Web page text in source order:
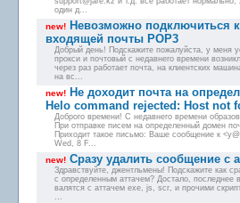
один д...
new! Невозможно подключиться
входящей почты POP3
Добрый день! Подскажите пожалуйста, у меня
прокси и почтовый с недавнего времени
через раз работает почта, на клиентских
на вс...
new! Не доходит почта на
Helo command rejected: Host not
Доброго времени! С недавнего времени
При отправке писем на определенный домен
Приходит такое письмо: Ваше сообщение к
Wed, 8 F...
new! Сразу удалить сообщение с
Здравствуйте, джентльмены! Подскажите как
с определенным аттачем? Достало, последнее
валятся с аттачем exe, js, scr, и прочими
...